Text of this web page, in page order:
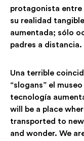
protagonista entre
su realidad
aumentada; sólo
padres a distancia.
Una terrible
“slogans” el
tecnología
will be a place
transported to
and wonder. We